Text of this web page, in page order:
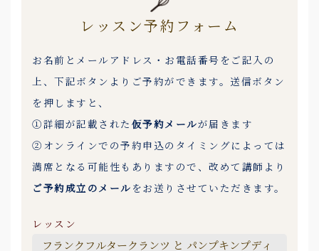
レッスン予約フォーム
お名前とメールアドレス・お電話番号をご記入の
上、下記ボタンよりご予約ができます。送信ボタン
を押しますと、
①詳細が記載された 仮予約メールが届きます
②オンラインでの予約申込のタイミングによっては
満席となる可能性もありますので、改めて講師より
ご予約成立のメール をお送りさせていただきます。
レッスン